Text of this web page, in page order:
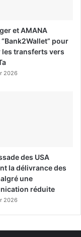
et AMANA
pour
transferts vers
2026
des USA
la délivrance des
une
réduite
2026